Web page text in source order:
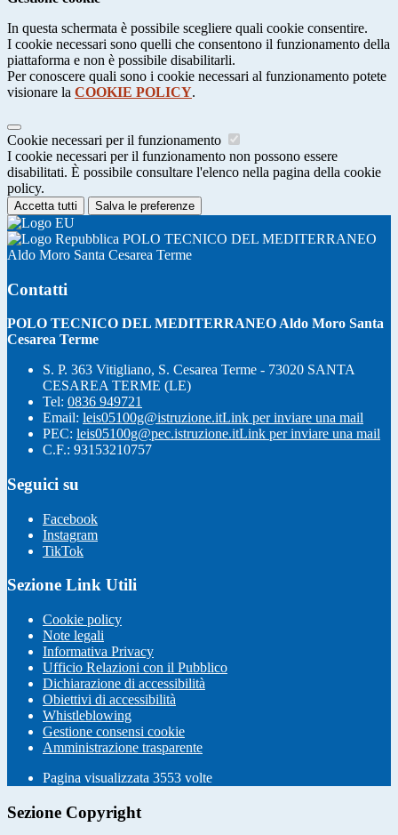
In questa schermata è possibile scegliere quali cookie consentire.
I cookie necessari sono quelli che consentono il funzionamento della
piattaforma e non è possibile disabilitarli.
Per conoscere quali sono i cookie necessari al funzionamento potete
visionare la COOKIE POLICY.
Cookie necessari per il funzionamento
I cookie necessari per il funzionamento non possono essere
disabilitati. È possibile consultare l'elenco nella pagina della cookie
policy.
Accetta tutti Salva le preferenze
POLO TECNICO DEL MEDITERRANEO
Aldo Moro Santa Cesarea Terme
Contatti
POLO TECNICO DEL MEDITERRANEO Aldo Moro Santa
Cesarea Terme
S. P. 363 Vitigliano, S. Cesarea Terme - 73020 SANTA
CESAREA TERME (LE)
Tel: 0836 949721
Email: leis05100g@istruzione.itLink per inviare una mail
PEC: leis05100g@pec.istruzione.itLink per inviare una mail
C.F.: 93153210757
Seguici su
Facebook
Instagram
TikTok
Sezione Link Utili
Cookie policy
Note legali
Informativa Privacy
Ufficio Relazioni con il Pubblico
Dichiarazione di accessibilità
Obiettivi di accessibilità
Whistleblowing
Gestione consensi cookie
Amministrazione trasparente
Pagina visualizzata 3553 volte
Sezione Copyright